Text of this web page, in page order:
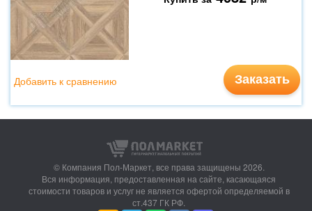
Заказать
Добавить к сравнению
© Компания Пол-Маркет, все права защищены 2026.
Вся информация, предоставленная на сайте, касающаяся
стоимости товаров и услуг не является офертой определяемой в
ст.437 ГК РФ.